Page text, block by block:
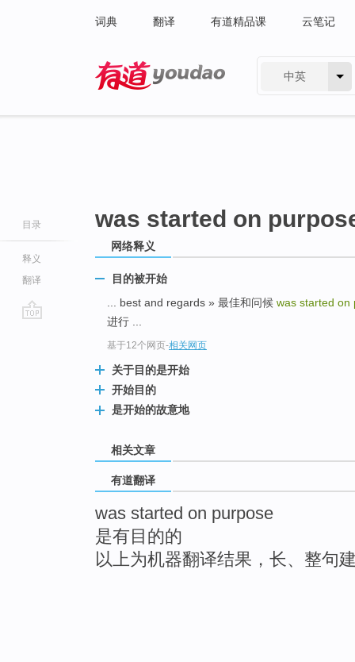
词典 翻译 有道精品课 云笔记
中英
目录
释义
翻译
was started on
网络释义
目的被开始
... best and regards » 最佳和问候 was started on
进行 ...
基于12个网页-相关网页
关于目的是开始
开始目的
是开始的故意地
相关文章
有道翻译
was started on purpose
是有目的的
以上为机器翻译结果，长、整句